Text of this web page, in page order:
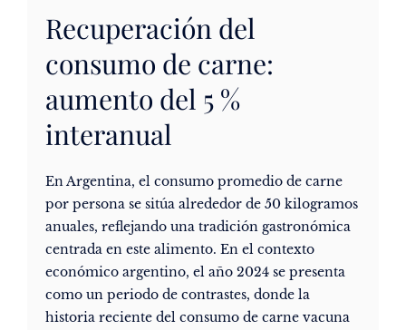
Recuperación del
consumo de carne:
aumento del 5 %
interanual
En Argentina, el consumo promedio de carne
por persona se sitúa alrededor de 50 kilogramos
anuales, reflejando una tradición gastronómica
centrada en este alimento. En el contexto
económico argentino, el año 2024 se presenta
como un periodo de contrastes, donde la
historia reciente del consumo de carne vacuna